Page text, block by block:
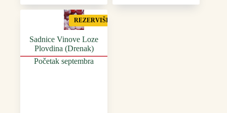
REZERVIŠI
Sadnice Vinove Loze
Plovdina (Drenak)
Početak septembra